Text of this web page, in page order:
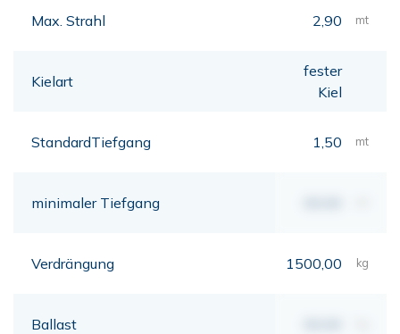
Max. Strahl 2,90 mt
Kielart
fester
Kiel
StandardTiefgang 1,50 mt
minimaler Tiefgang
Verdrängung 1500,00 kg
Ballast